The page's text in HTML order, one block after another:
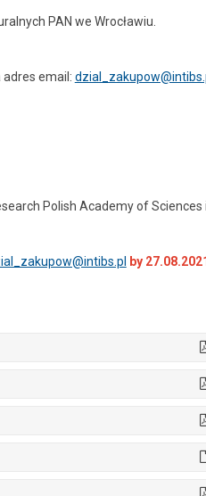
PAN we Wrocławiu.
email:
Polish Academy of Sciences
by